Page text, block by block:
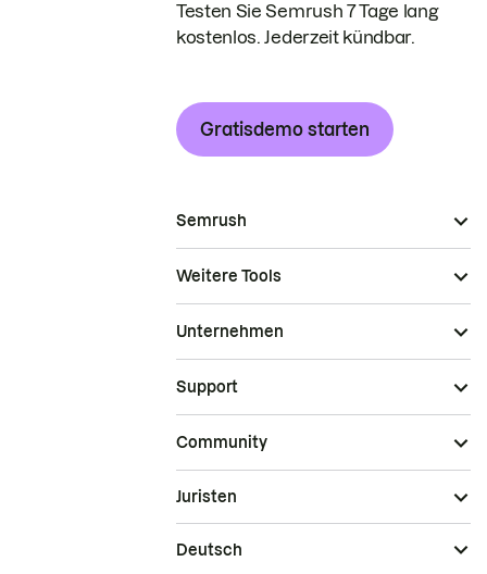
Testen Sie Semrush 7 Tage lang
kostenlos. Jederzeit kündbar.
Gratisdemo starten
Semrush
Weitere Tools
Unternehmen
Support
Community
Juristen
Deutsch